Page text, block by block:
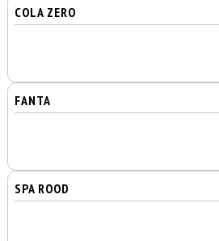
COLA ZERO
FANTA
SPA ROOD